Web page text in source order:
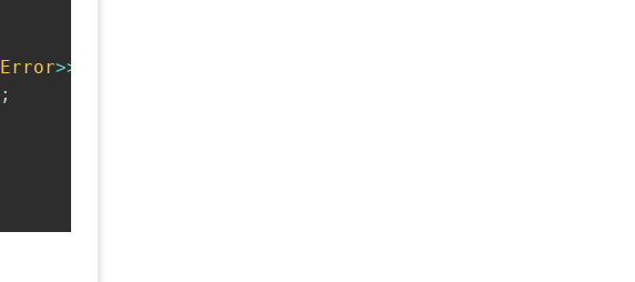
Error>>
;